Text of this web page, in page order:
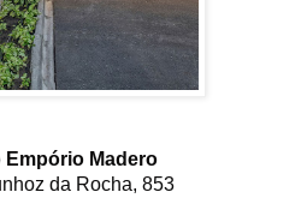
Empório Madero
da Rocha, 853